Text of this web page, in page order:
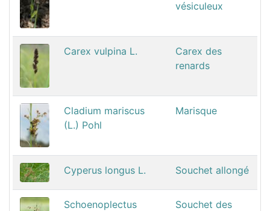
vésiculeux
Carex vulpina L.
Carex des
renards
Cladium mariscus
(L.) Pohl
Marisque
Cyperus longus L. Souchet allongé
Schoenoplectus
Souchet des